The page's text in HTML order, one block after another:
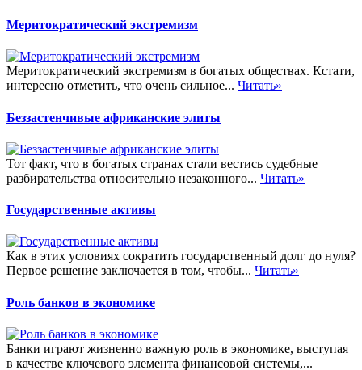
Меритократический экстремизм
Меритократический экстремизм в богатых обществах. Кстати,
интересно отметить, что очень сильное... Читать»
Беззастенчивые африканские элиты
Тот факт, что в богатых странах стали вестись судебные
разбирательства относительно незаконного... Читать»
Государственные активы
Как в этих условиях сократить государственный долг до нуля?
Первое решение заключается в том, чтобы... Читать»
Роль банков в экономике
Банки играют жизненно важную роль в экономике, выступая
в качестве ключевого элемента финансовой системы,...